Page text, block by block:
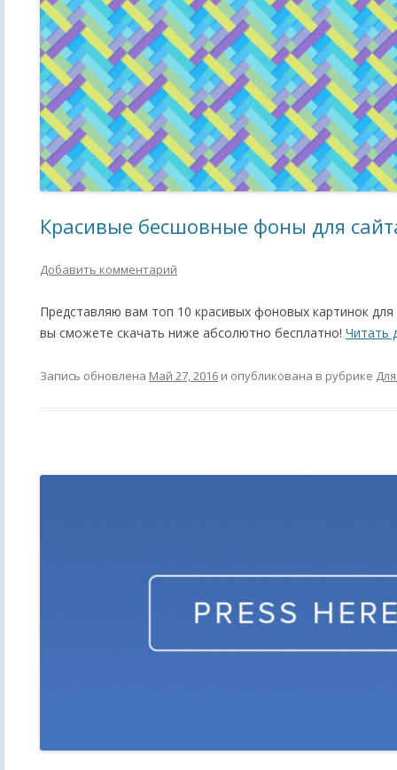
Красивые бесшовные фоны для
Добавить комментарий
Представляю вам топ 10 красивых фоновых картинок
вы сможете скачать ниже абсолютно бесплатно! Читать
Запись обновлена Май 27, 2016 и опубликована в рубрике